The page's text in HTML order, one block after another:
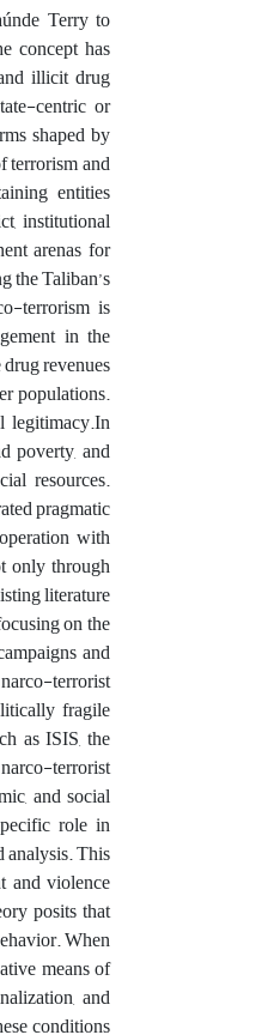
Terry to
concept has
illicit drug
centric or
shaped by
terrorism and
entities
institutional
arenas for
the Taliban’s
terrorism is
in the
revenues
populations.
legitimacy.In
poverty, and
resources.
pragmatic
with
only through
literature
on the
and
terrorist
fragile
as ISIS, the
terrorist
and social
role in
analysis.This
and violence
posits that
When
means of
and
conditions